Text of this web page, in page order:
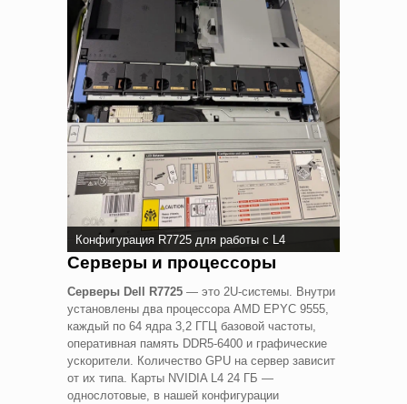
Конфигурация R7725 для работы с L4
Серверы и процессоры
Серверы Dell R7725 — это 2U-системы. Внутри
установлены два процессора AMD EPYC 9555,
каждый по 64 ядра 3,2 ГГЦ базовой частоты,
оперативная память DDR5-6400 и графические
ускорители. Количество GPU на сервер зависит
от их типа. Карты NVIDIA L4 24 ГБ —
однослотовые, в нашей конфигурации